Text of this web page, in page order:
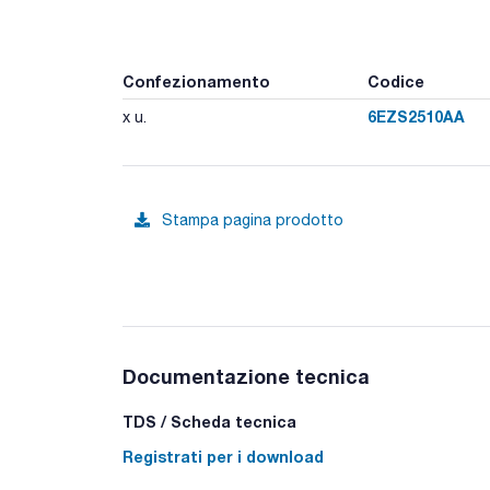
Confezionamento Codice
x u. 6EZS2510AA
Stampa pagina prodotto
Documentazione tecnica
TDS / Scheda tecnica
Registrati per i download